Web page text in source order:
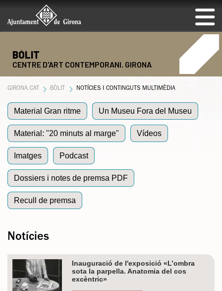
BÒLIT
CENTRE D'ART CONTEMPORANI. GIRONA
GIRONA.CAT BÒLIT NOTÍCIES I CONTINGUTS MULTIMÈDIA
Material Gran ritme Un Museu Fora del Museu
Material: "20 minuts al marge" Vídeos
Imatges Podcast
Dossiers i notes de premsa PDF
Recull de premsa
Notícies
Inauguració de l'exposició «L’ombra
sota la parpella. Anatomia del cos
excèntric»